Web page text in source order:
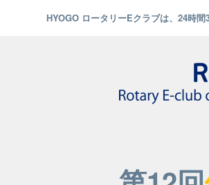
HYOGO ロータリーEクラブは、24時